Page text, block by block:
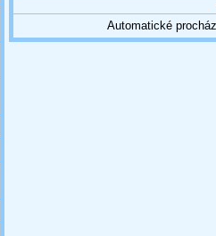
Automatické